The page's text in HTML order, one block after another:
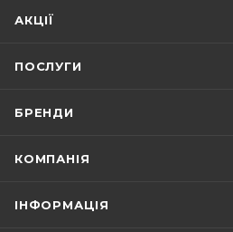
АКЦІЇ
ПОСЛУГИ
БРЕНДИ
КОМПАНІЯ
ІНФОРМАЦІЯ